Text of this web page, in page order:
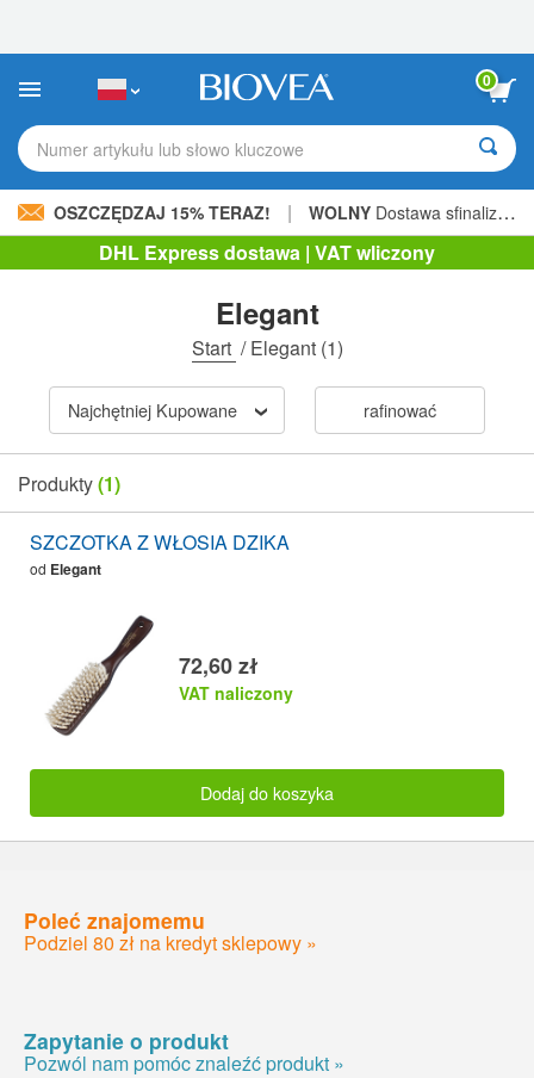
strona
internetowa
zawiera
ułatwień
dostępu.
0
Numer artykułu lub słowo kluczowe
OSZCZĘDZAJ 15% TERAZ! | WOLNY Dostawa sfinalizowana 206,00 zł »
DHL Express dostawa | VAT wliczony
Elegant
Start /Elegant(1)
Najchętniej Kupowane rafinować
Produkty(1)
SZCZOTKA Z WŁOSIA DZIKA
od Elegant
72,60 zł
VAT naliczony
Dodaj do koszyka
Poleć znajomemu
Podziel 80 zł na kredyt sklepowy »
Zapytanie o produkt
Pozwól nam pomóc znaleźć produkt »